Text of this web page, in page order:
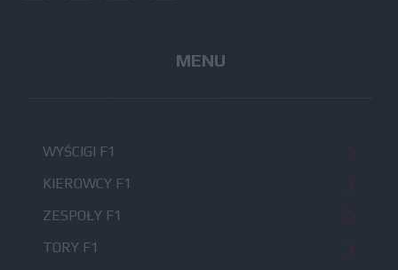
MENU
WYŚCIGI F1
KIEROWCY F1
ZESPOŁY F1
TORY F1